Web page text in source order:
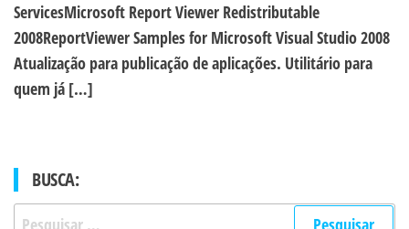
ServicesMicrosoft Report Viewer Redistributable
2008ReportViewer Samples for Microsoft Visual Studio 2008
Atualização para publicação de aplicações. Utilitário para
quem já […]
BUSCA:
Pesquisar